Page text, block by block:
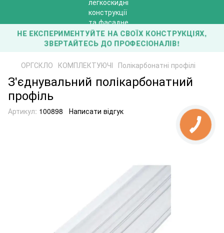
НЕ ЕКСПЕРИМЕНТУЙТЕ НА СВОЇХ КОНСТРУКЦІЯХ,
ЗВЕРТАЙТЕСЬ ДО ПРОФЕСІОНАЛІВ!
ОРГСКЛО КОМПЛЕКТУЮЧІ Полікарбонатні профілі
З'єднувальний полікарбонатний
профіль
Артикул: 100898 Написати відгук